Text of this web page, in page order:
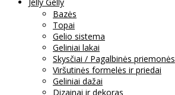
Bazės
Topai
Gelio sistema
Geliniai lakai
Skysčiai / Pagalbinės priemonės
Viršutinės formelės ir priedai
Geliniai dažai
Dizainai ir dekoras